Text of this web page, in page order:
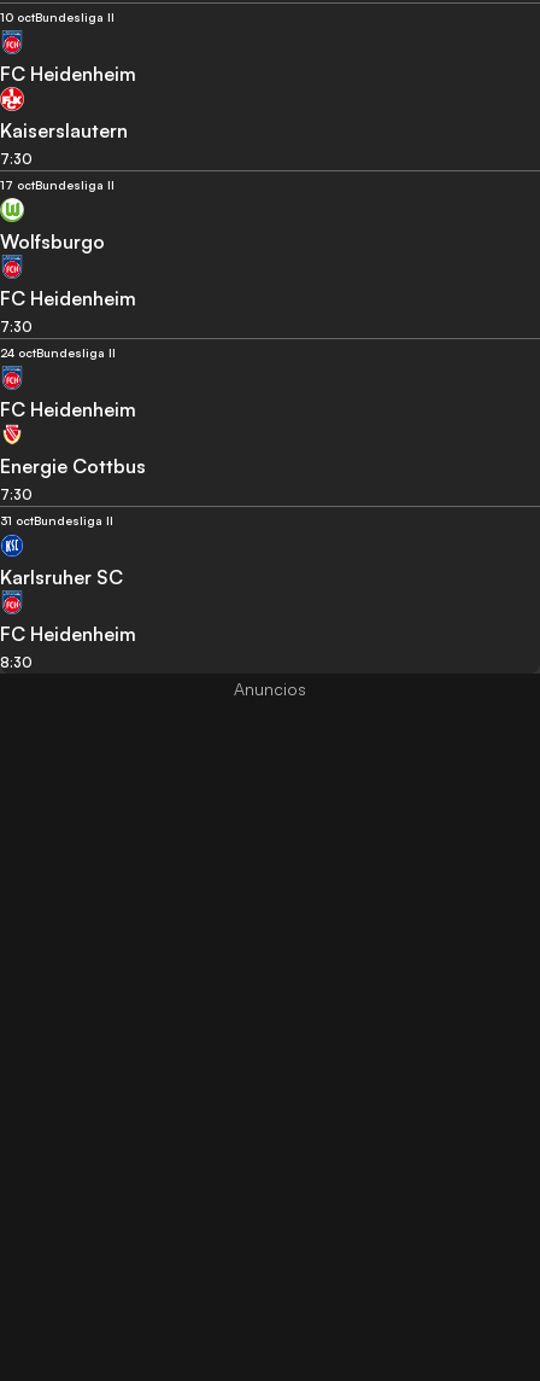
10 octBundesliga II
FC Heidenheim
Kaiserslautern
7:30
17 octBundesliga II
Wolfsburgo
FC Heidenheim
7:30
24 octBundesliga II
FC Heidenheim
Energie Cottbus
7:30
31 octBundesliga II
Karlsruher SC
FC Heidenheim
8:30